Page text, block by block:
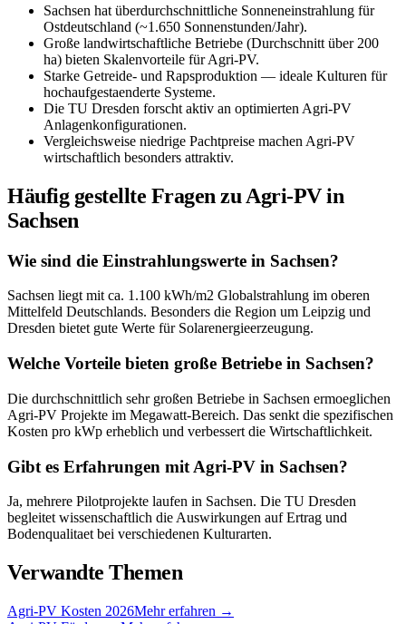
Sachsen hat überdurchschnittliche Sonneneinstrahlung für
Ostdeutschland (~1.650 Sonnenstunden/Jahr).
Große landwirtschaftliche Betriebe (Durchschnitt über 200
ha) bieten Skalenvorteile für Agri-PV.
Starke Getreide- und Rapsproduktion — ideale Kulturen für
hochaufgestaenderte Systeme.
Die TU Dresden forscht aktiv an optimierten Agri-PV
Anlagenkonfigurationen.
Vergleichsweise niedrige Pachtpreise machen Agri-PV
wirtschaftlich besonders attraktiv.
Häufig gestellte Fragen zu Agri-PV in
Sachsen
Wie sind die Einstrahlungswerte in Sachsen?
Sachsen liegt mit ca. 1.100 kWh/m2 Globalstrahlung im oberen
Mittelfeld Deutschlands. Besonders die Region um Leipzig und
Dresden bietet gute Werte für Solarenergieerzeugung.
Welche Vorteile bieten große Betriebe in Sachsen?
Die durchschnittlich sehr großen Betriebe in Sachsen ermoeglichen
Agri-PV Projekte im Megawatt-Bereich. Das senkt die spezifischen
Kosten pro kWp erheblich und verbessert die Wirtschaftlichkeit.
Gibt es Erfahrungen mit Agri-PV in Sachsen?
Ja, mehrere Pilotprojekte laufen in Sachsen. Die TU Dresden
begleitet wissenschaftlich die Auswirkungen auf Ertrag und
Bodenqualitaet bei verschiedenen Kulturarten.
Verwandte Themen
Agri-PV Kosten 2026Mehr erfahren →